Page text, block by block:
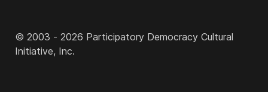
© 2003 - 2026 Participatory Democracy Cultural
Initiative, Inc.